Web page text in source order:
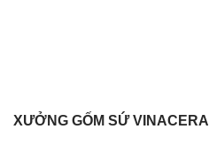
XƯỞNG GỐM SỨ VINACERA